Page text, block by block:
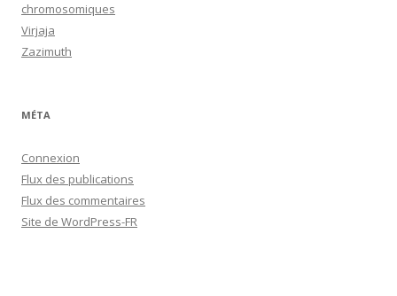
chromosomiques
Virjaja
Zazimuth
MÉTA
Connexion
Flux des publications
Flux des commentaires
Site de WordPress-FR